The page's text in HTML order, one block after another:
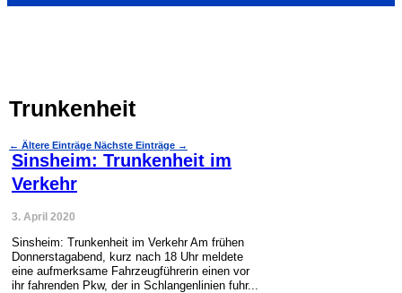
Trunkenheit
← Ältere Einträge Nächste Einträge →
Sinsheim: Trunkenheit im
Verkehr
3. April 2020
Sinsheim: Trunkenheit im Verkehr Am frühen
Donnerstagabend, kurz nach 18 Uhr meldete
eine aufmerksame Fahrzeugführerin einen vor
ihr fahrenden Pkw, der in Schlangenlinien fuhr...